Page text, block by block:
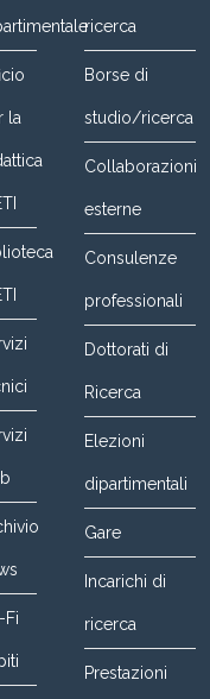
la
Fi
ricerca
Borse di
studio/ricerca
Collaborazioni
esterne
Consulenze
professionali
Dottorati di
Ricerca
Elezioni
dipartimentali
Gare
Incarichi di
ricerca
Prestazioni